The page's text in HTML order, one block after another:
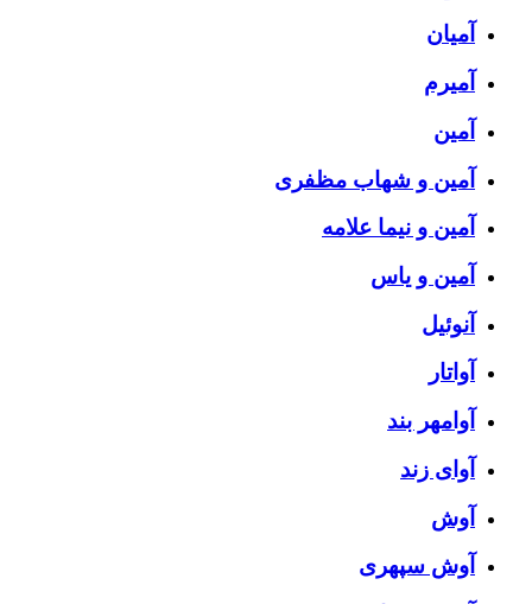
آمیان
آمیرم
آمین
آمین و شهاب مظفری
آمین و نیما علامه
آمین و یاس
آنوئیل
آواتار
آوامهر بند
آوای زند
آوش
آوش سپهری